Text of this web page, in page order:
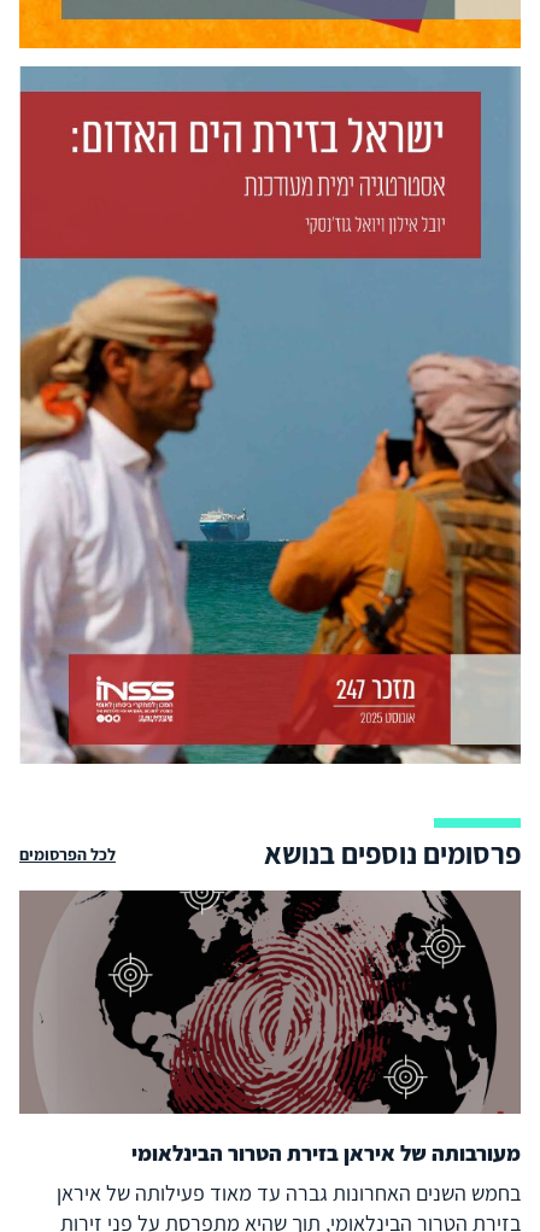
פרסומים נוספים בנושא לכל הפרסומים
מעורבותה של איראן בזירת הטרור הבינלאומי
בחמש השנים האחרונות גברה עד מאוד פעילותה של איראן
בזירת הטרור הבינלאומי, תוך שהיא מתפרסת על פני זירות